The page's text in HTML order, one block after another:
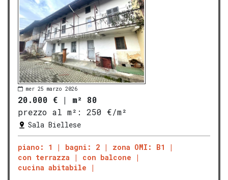
mer 25 marzo 2026
20.000 € | m² 80
prezzo al m²:
250 €/m²
Sala Biellese
piano: 1 bagni: 2
zona OMI: B1
con terrazza
con balcone
cucina abitabile